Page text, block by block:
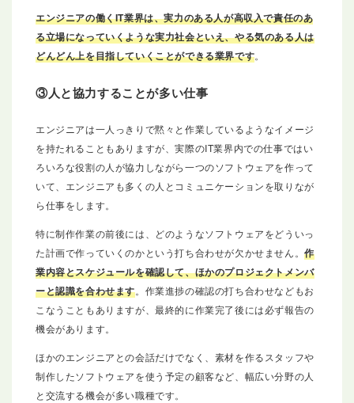
エンジニアの働くIT業界は、実力のある人が高収入で責任のあ
る立場になっていくような実力社会といえ、やる気のある人は
どんどん上を目指していくことができる業界です。
③人と協力することが多い仕事
エンジニアは一人っきりで黙々と作業しているようなイメージ
を持たれることもありますが、実際のIT業界内での仕事ではい
ろいろな役割の人が協力しながら一つのソフトウェアを作って
いて、エンジニアも多くの人とコミュニケーションを取りなが
ら仕事をします。
特に制作作業の前後には、どのようなソフトウェアをどういっ
た計画で作っていくのかという打ち合わせが欠かせません。作
業内容とスケジュールを確認して、ほかのプロジェクトメンバ
ーと認識を合わせます。作業進捗の確認の打ち合わせなどもお
こなうこともありますが、最終的に作業完了後には必ず報告の
機会があります。
ほかのエンジニアとの会話だけでなく、素材を作るスタッフや
制作したソフトウェアを使う予定の顧客など、幅広い分野の人
と交流する機会が多い職種です。